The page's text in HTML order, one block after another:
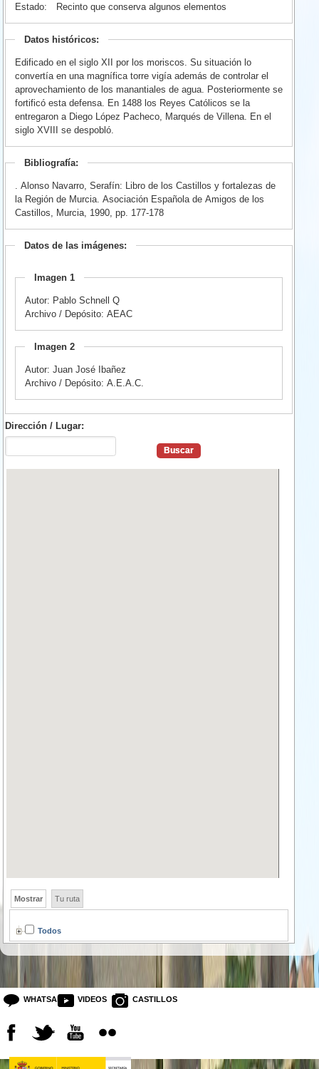
Estado: Recinto que conserva algunos elementos
Datos históricos:
Edificado en el siglo XII por los moriscos. Su situación lo
convertía en una magnífica torre vigía además de controlar el
aprovechamiento de los manantiales de agua. Posteriormente se
fortificó esta defensa. En 1488 los Reyes Católicos se la
entregaron a Diego López Pacheco, Marqués de Villena. En el
siglo XVIII se despobló.
Bibliografía:
. Alonso Navarro, Serafín: Libro de los Castillos y fortalezas de
la Región de Murcia. Asociación Española de Amigos de los
Castillos, Murcia, 1990, pp. 177-178
Datos de las imágenes:
Imagen 1
Autor: Pablo Schnell Q
Archivo / Depósito: AEAC
Imagen 2
Autor: Juan José Ibañez
Archivo / Depósito: A.E.A.C.
Dirección / Lugar:
Mostrar Tu ruta
Todos
WHATSAPP VIDEOS CASTILLOS